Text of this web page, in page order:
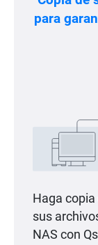
para
Haga
sus
NAS con